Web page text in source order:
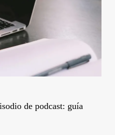
de podcast: guía